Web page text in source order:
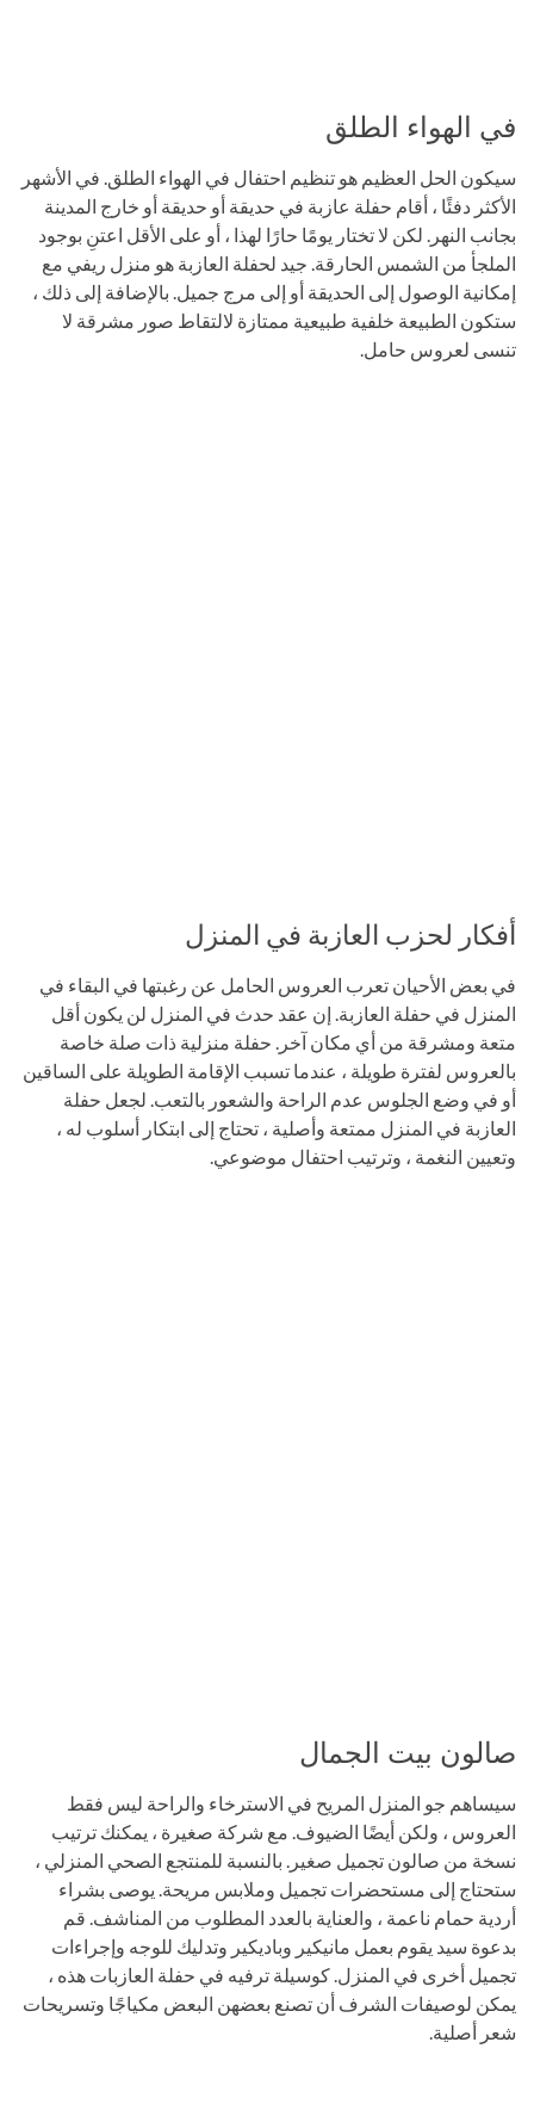
في الهواء الطلق
سيكون الحل العظيم هو تنظيم احتفال في الهواء الطلق. في الأشهر
الأكثر دفئًا ، أقام حفلة عازبة في حديقة أو حديقة أو خارج المدينة
بجانب النهر. لكن لا تختار يومًا حارًا لهذا ، أو على الأقل اعتنِ بوجود
الملجأ من الشمس الحارقة. جيد لحفلة العازبة هو منزل ريفي مع
إمكانية الوصول إلى الحديقة أو إلى مرج جميل. بالإضافة إلى ذلك ،
ستكون الطبيعة خلفية طبيعية ممتازة لالتقاط صور مشرقة لا
تنسى لعروس حامل.
أفكار لحزب العازبة في المنزل
في بعض الأحيان تعرب العروس الحامل عن رغبتها في البقاء في
المنزل في حفلة العازبة. إن عقد حدث في المنزل لن يكون أقل
متعة ومشرقة من أي مكان آخر. حفلة منزلية ذات صلة خاصة
بالعروس لفترة طويلة ، عندما تسبب الإقامة الطويلة على الساقين
أو في وضع الجلوس عدم الراحة والشعور بالتعب. لجعل حفلة
العازبة في المنزل ممتعة وأصلية ، تحتاج إلى ابتكار أسلوب له ،
وتعيين النغمة ، وترتيب احتفال موضوعي.
صالون بيت الجمال
سيساهم جو المنزل المريح في الاسترخاء والراحة ليس فقط
العروس ، ولكن أيضًا الضيوف. مع شركة صغيرة ، يمكنك ترتيب
نسخة من صالون تجميل صغير. بالنسبة للمنتجع الصحي المنزلي ،
ستحتاج إلى مستحضرات تجميل وملابس مريحة. يوصى بشراء
أردية حمام ناعمة ، والعناية بالعدد المطلوب من المناشف. قم
بدعوة سيد يقوم بعمل مانيكير وباديكير وتدليك للوجه وإجراءات
تجميل أخرى في المنزل. كوسيلة ترفيه في حفلة العازبات هذه ،
يمكن لوصيفات الشرف أن تصنع بعضهن البعض مكياجًا وتسريحات
شعر أصلية.